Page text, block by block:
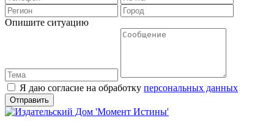
Опишите ситуацию
Я даю согласие на обработку персональных данных